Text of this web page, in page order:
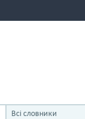
Всі словники